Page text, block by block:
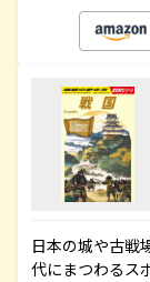
日本の城や古戦
代にまつわるス